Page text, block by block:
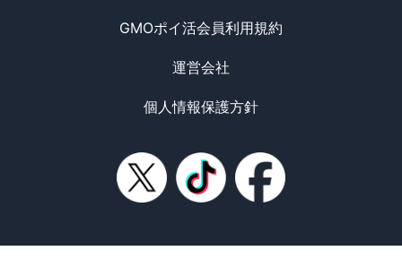
GMOポイ活会員利用規約
運営会社
個人情報保護方針